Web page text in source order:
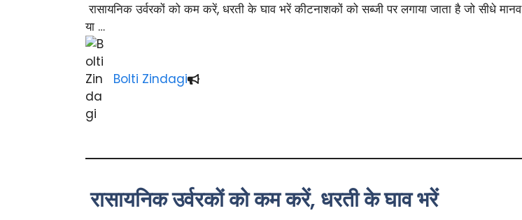
रासायनिक उर्वरकों को कम करें, धरती के घाव भरें कीटनाशकों को सब्जी पर लगाया जाता है जो सीधे मानव
या …
Bolti Zindagi
रासायनिक उर्वरकों को कम करें, धरती के घाव भरें